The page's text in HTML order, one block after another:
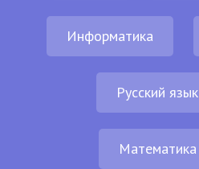
Информатика
Русский